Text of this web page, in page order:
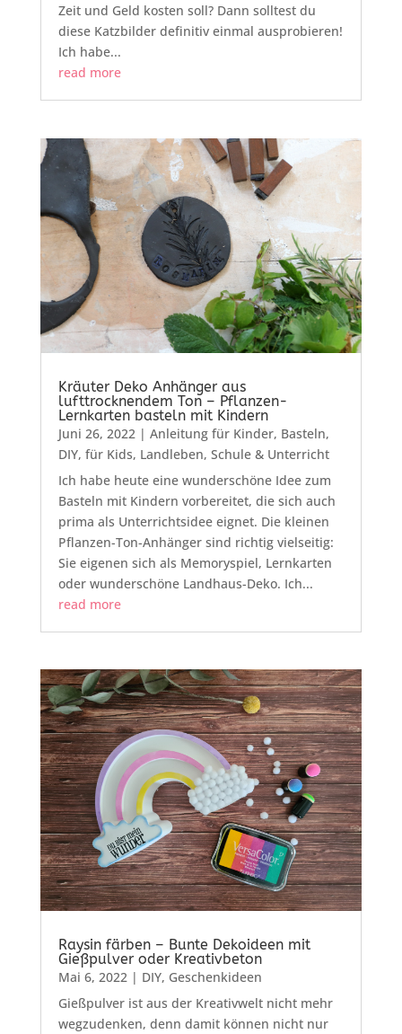
Zeit und Geld kosten soll? Dann solltest du
diese Katzbilder definitiv einmal ausprobieren!
Ich habe...
read more
Kräuter Deko Anhänger aus
lufttrocknendem Ton – Pflanzen-
Lernkarten basteln mit Kindern
Juni 26, 2022 | Anleitung für Kinder, Basteln,
DIY, für Kids, Landleben, Schule & Unterricht
Ich habe heute eine wunderschöne Idee zum
Basteln mit Kindern vorbereitet, die sich auch
prima als Unterrichtsidee eignet. Die kleinen
Pflanzen-Ton-Anhänger sind richtig vielseitig:
Sie eigenen sich als Memoryspiel, Lernkarten
oder wunderschöne Landhaus-Deko. Ich...
read more
Raysin färben – Bunte Dekoideen mit
Gießpulver oder Kreativbeton
Mai 6, 2022 | DIY, Geschenkideen
Gießpulver ist aus der Kreativwelt nicht mehr
wegzudenken, denn damit können nicht nur